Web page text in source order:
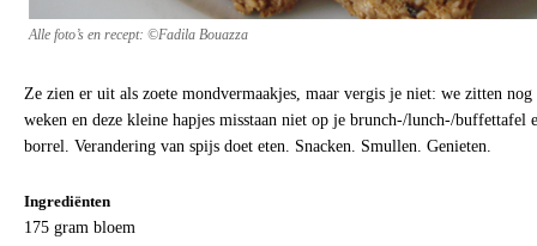
Alle foto’s en recept: ©Fadila Bouazza
Ze zien er uit als zoete mondvermaakjes, maar vergis je niet: we zitten nog
weken en deze kleine hapjes misstaan niet op je brunch-/lunch-/buffettafel
borrel. Verandering van spijs doet eten. Snacken. Smullen. Genieten.
Ingrediënten
175 gram bloem